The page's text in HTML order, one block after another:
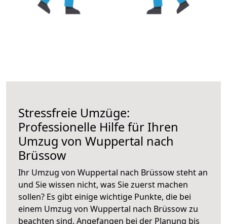
Stressfreie Umzüge:
Professionelle Hilfe für Ihren
Umzug von Wuppertal nach
Brüssow
Ihr Umzug von Wuppertal nach Brüssow steht an
und Sie wissen nicht, was Sie zuerst machen
sollen? Es gibt einige wichtige Punkte, die bei
einem Umzug von Wuppertal nach Brüssow zu
beachten sind. Angefangen bei der Planung bis